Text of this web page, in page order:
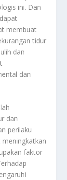
ini. Dan
membuat
tidur
dan
dan
dan
perilaku
meningkatkan
faktor